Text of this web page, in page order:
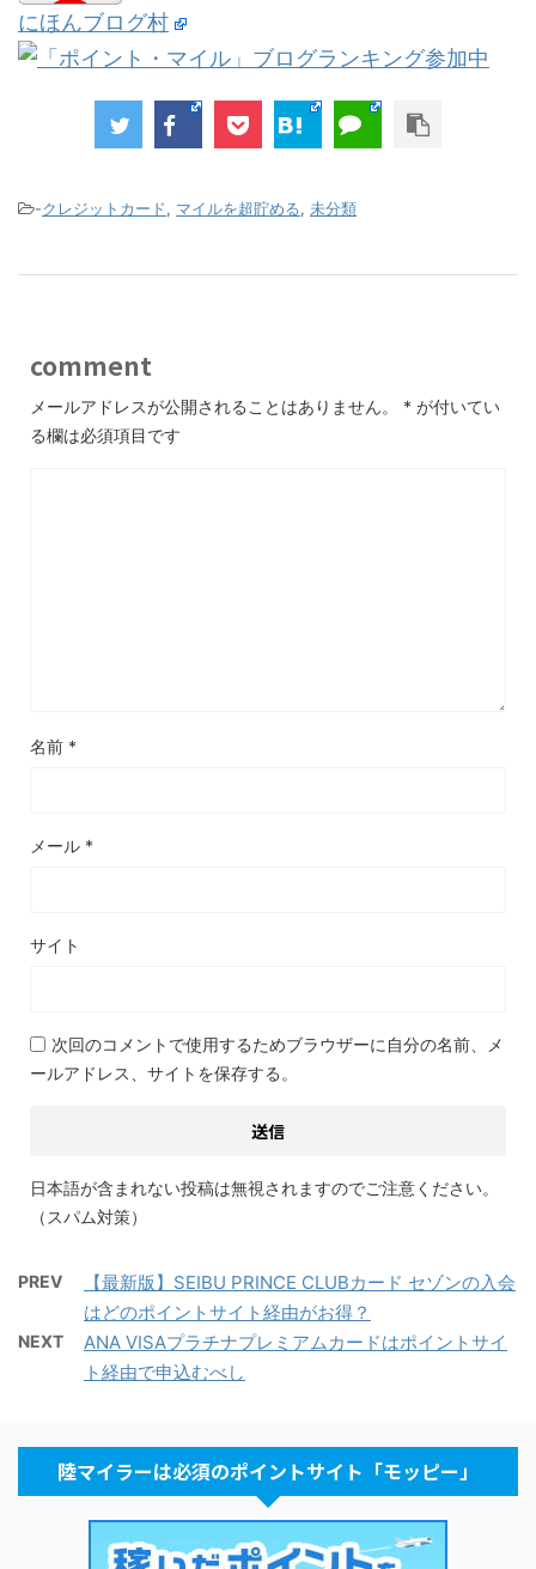
にほんブログ村
-クレジットカード, マイルを超貯める, 未分類
comment
メールアドレスが公開されることはありません。 * が付いてい
る欄は必須項目です
名前 *
メール *
サイト
次回のコメントで使用するためブラウザーに自分の名前、メ
ールアドレス、サイトを保存する。
日本語が含まれない投稿は無視されますのでご注意ください。
（スパム対策）
PREV
【最新版】SEIBU PRINCE CLUBカード セゾンの入会
はどのポイントサイト経由がお得？
NEXT
ANA VISAプラチナプレミアムカードはポイントサイ
ト経由で申込むべし
陸マイラーは必須のポイントサイト「モッピー」